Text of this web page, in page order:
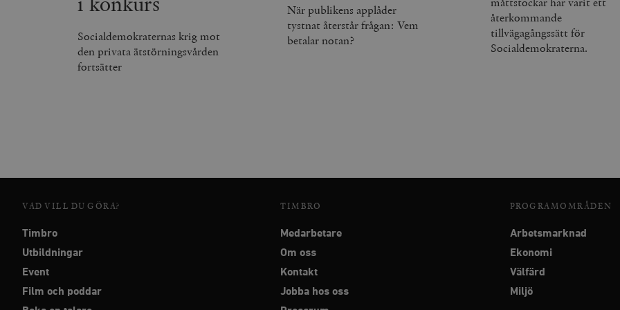
Socialdemokraternas krig mot
den privata ätstörningsvården
fortsätter
När publikens applåder
tystnat återstår frågan: Vem
betalar notan?
återkommande
tillvägagångssätt för
Socialdemokraterna.
VAD VILL DU GÖRA?
Timbro
Utbildningar
Event
Film och poddar
TIMBRO
Medarbetare
Om oss
Kontakt
Jobba hos oss
PROGRAMOMRÅDEN
Arbetsmarknad
Ekonomi
Välfärd
Miljö